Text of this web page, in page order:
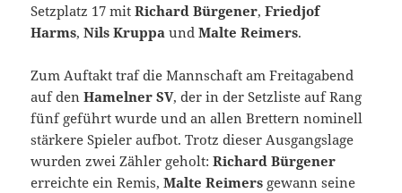
Setzplatz 17 mitRichard Bürgener,Friedjof
Harms,Nils Kruppa undMalte Reimers.
Zum Auftakt traf die Mannschaft am Freitagabend
auf denHamelner SV, der in der Setzliste auf Rang
fünf geführt wurde und an allen Brettern nominell
stärkere Spieler aufbot. Trotz dieser Ausgangslage
wurden zwei Zähler geholt:Richard Bürgener
erreichte ein Remis,Malte Reimers gewann seine